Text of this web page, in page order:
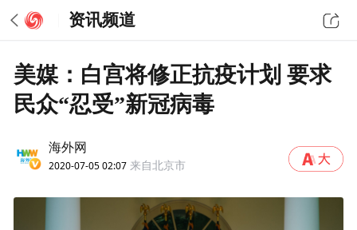
资讯频道
美媒：白宫将修正抗疫计划 要求
民众“忍受”新冠病毒
海外网
2020-07-05 02:07 来自北京市